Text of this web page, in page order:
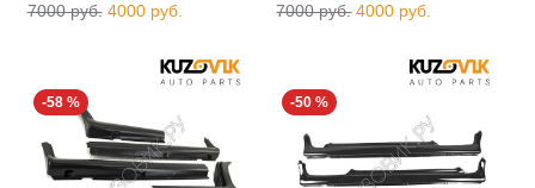
7000 руб. 4000 руб. 7000 руб. 4000 руб.
-58 % -50 %